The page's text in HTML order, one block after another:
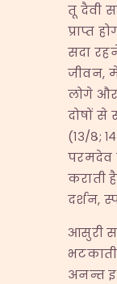
तू दैवी
प्राप्त
सदा
जीवन,
लोगे
दोषों से
(१३/८;
परमदेव
कराती
दर्शन,
आसुरी
अनन्त